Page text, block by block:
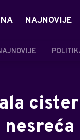
NAJNOVIJE